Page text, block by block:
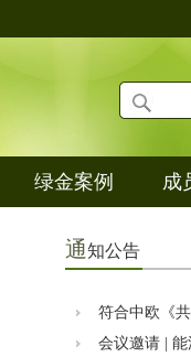
绿金案例 成
通知公告
符合中欧《
会议邀请 |